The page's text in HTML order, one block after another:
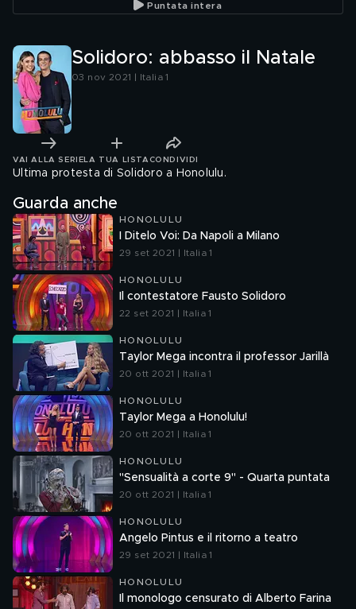
Puntata intera
Solidoro: abbasso il Natale
03 nov 2021 | Italia 1
VAI ALLA SERIE LA TUA LISTA CONDIVIDI
Ultima protesta di Solidoro a Honolulu.
Guarda anche
HONOLULU
I Ditelo Voi: Da Napoli a Milano
29 set 2021 | Italia 1
HONOLULU
Il contestatore Fausto Solidoro
22 set 2021 | Italia 1
HONOLULU
Taylor Mega incontra il professor Jarillà
20 ott 2021 | Italia 1
HONOLULU
Taylor Mega a Honolulu!
20 ott 2021 | Italia 1
HONOLULU
"Sensualità a corte 9" - Quarta puntata
20 ott 2021 | Italia 1
HONOLULU
Angelo Pintus e il ritorno a teatro
29 set 2021 | Italia 1
HONOLULU
Il monologo censurato di Alberto Farina